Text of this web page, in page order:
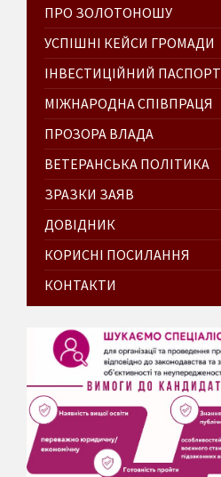
ПРО ЗОЛОТОНОШУ
УСПІШНІ КЕЙСИ ГРОМАДИ
ІНВЕСТИЦІЙНИЙ ПАСПОРТ
МІЖНАРОДНА СПІВПРАЦЯ
ПРОЗОРА ВЛАДА
ВЕТЕРАНСЬКА ПОЛІТИКА
ЗРАЗКИ ЗАЯВ
ДОВІДНИК
КОРИСНІ ПОСИЛАННЯ
КОНТАКТИ